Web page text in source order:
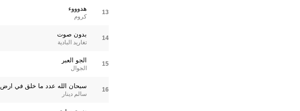
13 هدوووء
كروم
14 بدون صوت
تغاريد البادية
15 الجو العبر
الجوال
16 سبحان الله عدد ما خلق في ارض
سالم دينار